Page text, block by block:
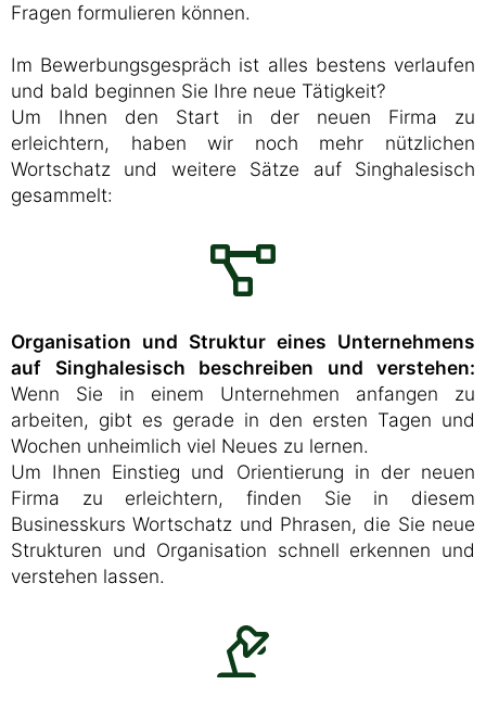
Fragen formulieren können.
Im Bewerbungsgespräch ist alles bestens verlaufen
und bald beginnen Sie Ihre neue Tätigkeit?
Um Ihnen den Start in der neuen Firma zu
erleichtern, haben wir noch mehr nützlichen
Wortschatz und weitere Sätze auf Singhalesisch
gesammelt:
Organisation und Struktur eines Unternehmens
auf Singhalesisch beschreiben und verstehen:
Wenn Sie in einem Unternehmen anfangen zu
arbeiten, gibt es gerade in den ersten Tagen und
Wochen unheimlich viel Neues zu lernen.
Um Ihnen Einstieg und Orientierung in der neuen
Firma zu erleichtern, finden Sie in diesem
Businesskurs Wortschatz und Phrasen, die Sie neue
Strukturen und Organisation schnell erkennen und
verstehen lassen.